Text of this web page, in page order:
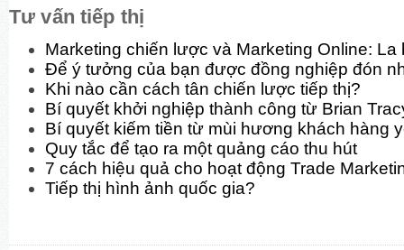
Tư vấn tiếp thị
Marketing chiến lược và Marketing Online: La
Để ý tưởng của bạn được đồng nghiệp đón
Khi nào cần cách tân chiến lược tiếp thị?
Bí quyết khởi nghiệp thành công từ Brian
Bí quyết kiếm tiền từ mùi hương khách hàng
Quy tắc để tạo ra một quảng cáo thu hút
7 cách hiệu quả cho hoạt động Trade
Tiếp thị hình ảnh quốc gia?